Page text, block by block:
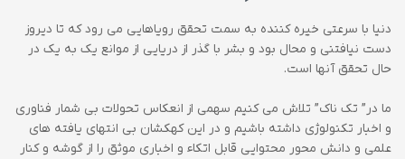
دنیا با سرعتی خیره کننده به سمت تحقق رویاهایی می رود که تا دیروز
دست نیافتنی و محال بود و بشر با گذر از دریایی از موانع یک به یک در
حال تحقق آنها است.
ما در” تک ناک” تلاش می کنیم سهمی از انعکاس تحولات بی شمار فناوری
و اخبار تکنولوژی داشته باشیم و در این کهکشان بی انتهای یافته های
علمی و دانش محور محتوایی قابل اتکاء و اخباری موثق را از گوشه و کنار